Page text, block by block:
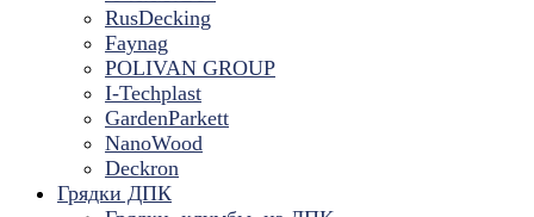
RusDecking
Faynag
POLIVAN GROUP
I-Techplast
GardenParkett
NanoWood
Deckron
Грядки ДПК